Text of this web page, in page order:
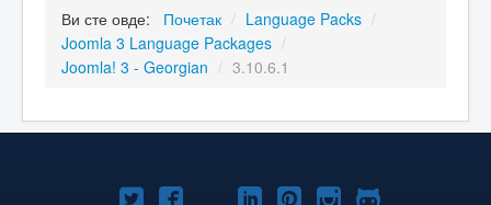
Ви сте овде: Почетак / Language Packs /
Joomla 3 Language Packages /
Joomla! 3 - Georgian / 3.10.6.1